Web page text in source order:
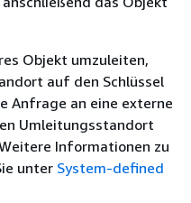
Objekt umzuleiten,
auf den Schlüssel
Anfrage an eine externe
Umleitungsstandort
Informationen zu
unter System-defined